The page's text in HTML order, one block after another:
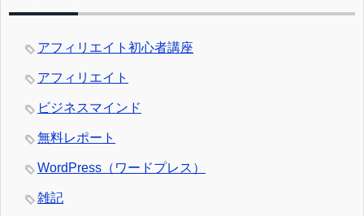
アフィリエイト初心者講座
アフィリエイト
ビジネスマインド
無料レポート
WordPress（ワードプレス）
雑記